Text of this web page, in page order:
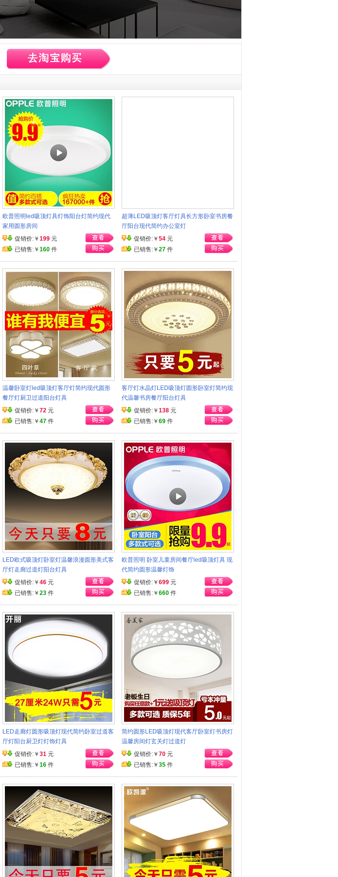
欧普照明led吸顶灯具灯饰阳台灯简约现代
家用圆形房间
促销价:￥ 199 元
已销售:￥ 160 件
超薄LED吸顶灯客厅灯具长方形卧室书房餐
厅阳台现代简约办公室灯
促销价:￥ 54 元
已销售:￥ 27 件
温馨卧室灯led吸顶灯客厅灯简约现代圆形
餐厅灯厨卫过道阳台灯具
促销价:￥ 72 元
已销售:￥ 47 件
客厅灯水晶灯LED吸顶灯圆形卧室灯简约现
代温馨书房餐厅阳台灯具
促销价:￥ 138 元
已销售:￥ 69 件
LED欧式吸顶灯卧室灯温馨浪漫圆形美式客
厅灯走廊过道灯阳台灯具
促销价:￥ 46 元
已销售:￥ 23 件
欧普照明 卧室儿童房间餐厅led吸顶灯具 现
代简约圆形温馨灯饰
促销价:￥ 699 元
已销售:￥ 660 件
LED走廊灯圆形吸顶灯现代简约卧室过道客
厅灯阳台厨卫灯灯饰灯具
促销价:￥ 31 元
已销售:￥ 16 件
简约圆形LED吸顶灯现代客厅卧室灯书房灯
温馨房间灯玄关灯过道灯
促销价:￥ 70 元
已销售:￥ 35 件